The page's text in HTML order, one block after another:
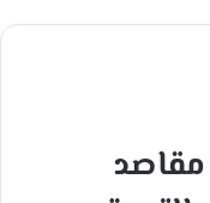
مقاصد